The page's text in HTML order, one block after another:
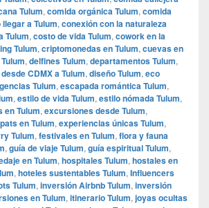
Tulum, comida orgánica Tulum, comida
a Tulum, conexión con la naturaleza
Tulum, costo de vida Tulum, cowork en la
Tulum, criptomonedas en Tulum, cuevas en
, delfines Tulum, departamentos Tulum,
desde CDMX a Tulum, diseño Tulum, eco
Tulum, escapada romántica Tulum,
, estilo de vida Tulum, estilo nómada Tulum,
en Tulum, excursiones desde Tulum,
en Tulum, experiencias únicas Tulum,
Tulum, festivales en Tulum, flora y fauna
, guía de viaje Tulum, guía espiritual Tulum,
en Tulum, hospitales Tulum, hostales en
, hoteles sustentables Tulum, Influencers
Tulum, inversión Airbnb Tulum, inversión
en Tulum, itinerario Tulum, joyas ocultas